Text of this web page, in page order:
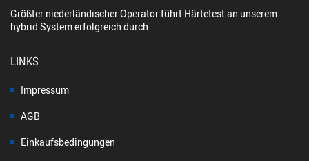
Größter niederländischer Operator führt Härtetest an unserem
hybrid System erfolgreich durch
LINKS
Impressum
AGB
Einkaufsbedingungen